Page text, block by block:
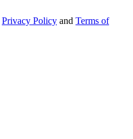
Privacy Policy and Terms of